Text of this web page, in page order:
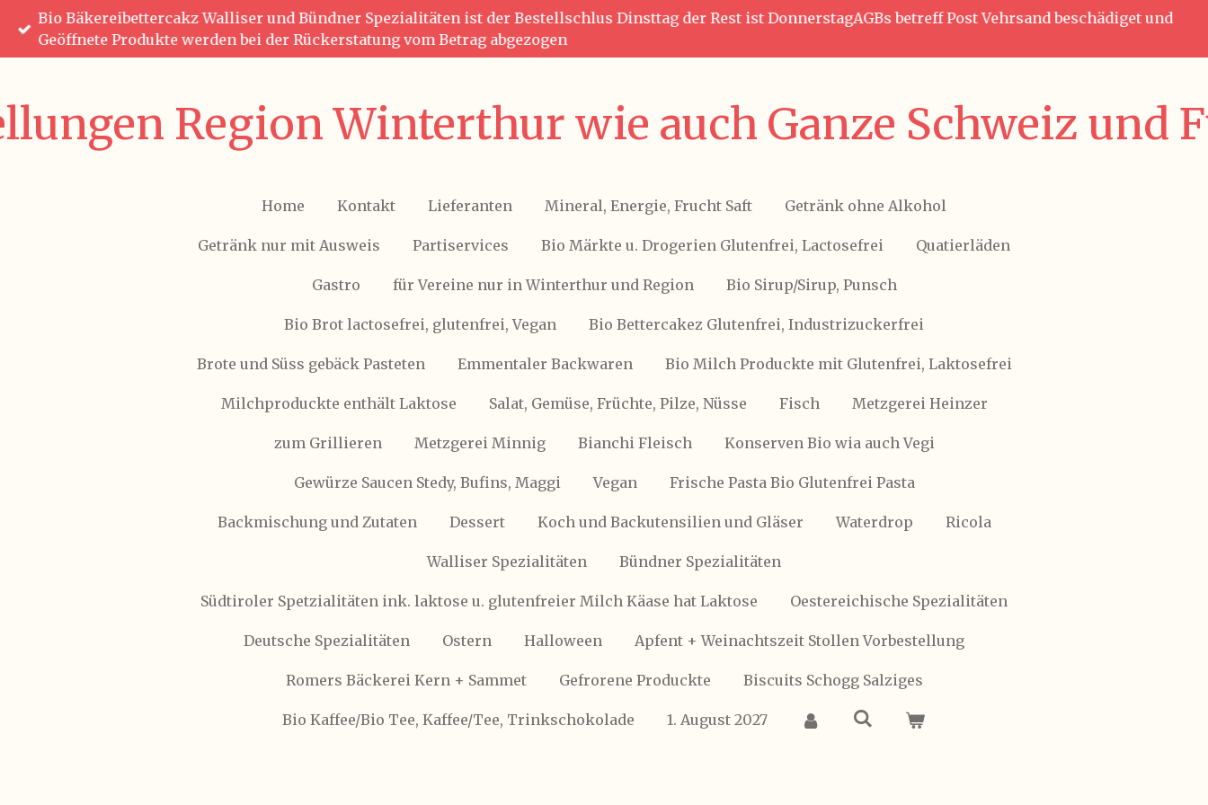
Zum
Hauptinhalt
springen
Bio Bäkereibettercakz Walliser und Bündner Spezialitäten ist der Bestellschlus Dinsttag der Rest ist DonnerstagAGBs betreff Post Vehrsand beschädiget und
Geöffnete Produkte werden bei der Rückerstatung vom Betrag abgezogen
Region Winterthur wie auch Ganze Schweiz
Home Kontakt Lieferanten Mineral, Energie, Frucht Saft Getränk ohne Alkohol
Getränk nur mit Ausweis Partiservices Bio Märkte u. Drogerien Glutenfrei, Lactosefrei Quatierläden
Gastro für Vereine nur in Winterthur und Region Bio Sirup/Sirup, Punsch
Bio Brot lactosefrei, glutenfrei, Vegan Bio Bettercakez Glutenfrei, Industrizuckerfrei
Brote und Süss gebäck Pasteten Emmentaler Backwaren Bio Milch Produckte mit Glutenfrei, Laktosefrei
Milchproduckte enthält Laktose Salat, Gemüse, Früchte, Pilze, Nüsse Fisch Metzgerei Heinzer
zum Grillieren Metzgerei Minnig Bianchi Fleisch Konserven Bio wia auch Vegi
Gewürze Saucen Stedy, Bufins, Maggi Vegan Frische Pasta Bio Glutenfrei Pasta
Backmischung und Zutaten Dessert Koch und Backutensilien und Gläser Waterdrop Ricola
Walliser Spezialitäten Bündner Spezialitäten
Südtiroler Spetzialitäten ink. laktose u. glutenfreier Milch Käase hat Laktose Oestereichische Spezialitäten
Deutsche Spezialitäten Ostern Halloween Apfent + Weinachtszeit Stollen Vorbestellung
Romers Bäckerei Kern + Sammet Gefrorene Produckte Biscuits Schogg Salziges
Bio Kaffee/Bio Tee, Kaffee/Tee, Trinkschokolade 1. August 2027